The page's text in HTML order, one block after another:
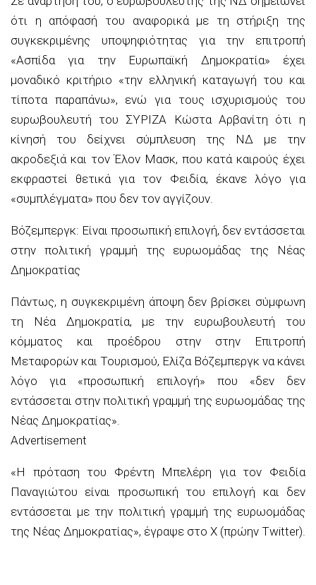
ότι η απόφασή του αναφορικά με τη στήριξη της
συγκεκριμένης υποψηφιότητας για την επιτροπή
«Ασπίδα για την Ευρωπαϊκή Δημοκρατία» έχει
μοναδικό κριτήριο «την ελληνική καταγωγή του και
τίποτα παραπάνω», ενώ για τους ισχυρισμούς του
ευρωβουλευτή του ΣΥΡΙΖΑ Κώστα Αρβανίτη ότι η
κίνησή του δείχνει σύμπλευση της ΝΔ με την
ακροδεξιά και τον Έλον Μασκ, που κατά καιρούς έχει
εκφραστεί θετικά για τον Φειδία, έκανε λόγο για
«συμπλέγματα» που δεν τον αγγίζουν.
Βόζεμπεργκ: Είναι προσωπική επιλογή, δεν εντάσσεται
στην πολιτική γραμμή της ευρωομάδας της Νέας
Δημοκρατίας
Πάντως, η συγκεκριμένη άποψη δεν βρίσκει σύμφωνη
τη Νέα Δημοκρατία, με την ευρωβουλευτή του
κόμματος και προέδρου στην στην Επιτροπή
Μεταφορών και Τουρισμού, Ελίζα Βόζεμπεργκ να κάνει
λόγο για «προσωπική επιλογή» που «δεν δεν
εντάσσεται στην πολιτική γραμμή της ευρωομάδας της
Νέας Δημοκρατίας».
Advertisement
«Η πρόταση του Φρέντη Μπελέρη για τον Φειδία
Παναγιώτου είναι προσωπική του επιλογή και δεν
εντάσσεται με την πολιτική γραμμή της ευρωομάδας
της Νέας Δημοκρατίας», έγραψε στο Χ (πρώην Twitter).